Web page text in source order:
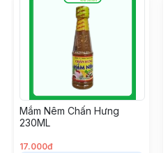
Mắm Nêm Chấn Hưng
230ML
17.000đ